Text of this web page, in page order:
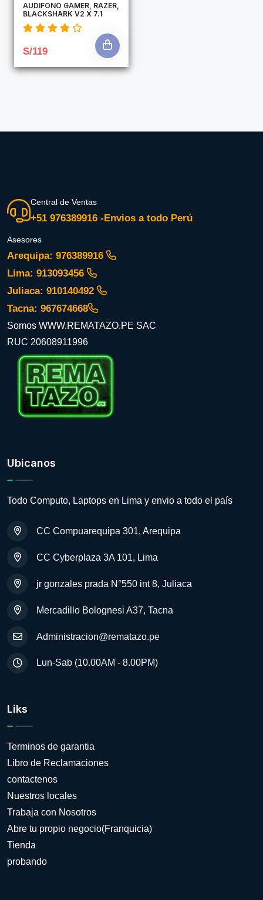
AUDIFONO GAMER, RAZER,
BLACKSHARK V2 X 7.1
S/119
Central de Ventas
+51 976389916 -Envios a todo Perú
Asesores
Arequipa: 976389916
Lima: 913093456
Juliaca: 910140492
Tacna: 967674668
Somos WWW.REMATAZO.PE SAC
RUC 20608911996
Ubicanos
Todo Computo, Laptops en Lima y envio a todo el país
CC Compuarequipa 301, Arequipa
CC Cyberplaza 3A 101, Lima
jr gonzales prada N°550 int 8, Juliaca
Mercadillo Bolognesi A37, Tacna
Administracion@rematazo.pe
Lun-Sab (10.00AM - 8.00PM)
Liks
Terminos de garantia
Libro de Reclamaciones
contactenos
Nuestros locales
Trabaja con Nosotros
Abre tu propio negocio(Franquicia)
Tienda
probando